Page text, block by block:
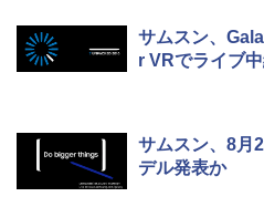
サムスン、
r VRでライブ
サムスン、8月
デル発表か